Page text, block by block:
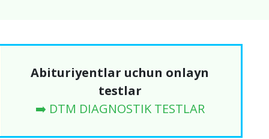
Abituriyentlar uchun onlayn
testlar
➡️ DTM DIAGNOSTIK TESTLAR